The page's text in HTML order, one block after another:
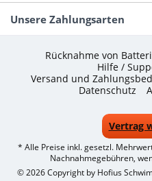
Unsere Zahlungsarten
Rücknahme von
Hilfe /
Versand und
Datenschutz
Vertrag
* Alle Preise inkl. gesetzl.
Nachnahmegebühren,
© 2026 Copyright by Hofius